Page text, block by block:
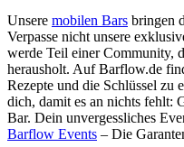
Unsere mobilen Bars bringen
Verpasse nicht unsere
werde Teil einer Community,
herausholt. Auf Barflow.de
Rezepte und die Schlüssel zu
dich, damit es an nichts fehlt:
Bar. Dein unvergessliches
Barflow Events – Die